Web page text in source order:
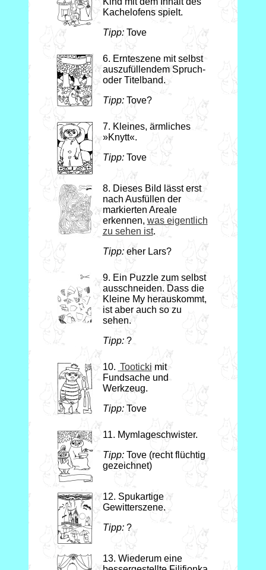
Kachelofens spielt.
Tipp:Tove
6. Ernteszene mit selbst
auszufüllendem Spruch-
oder Titelband.
Tipp:Tove?
7. Kleines, ärmliches
»Knytt«.
Tipp:Tove
8. Dieses Bild lässt erst
nach Ausfüllen der
markierten Areale
erkennen, was eigentlich
zu sehen ist.
Tipp:eher Lars?
9. Ein Puzzle zum selbst
ausschneiden. Dass die
Kleine My herauskommt,
ist aber auch so zu
sehen.
Tipp:?
10. Tooticki mit
Fundsache und
Werkzeug.
Tipp:Tove
11. Mymlageschwister.
Tipp:Tove (recht flüchtig
gezeichnet)
12. Spukartige
Gewitterszene.
Tipp:?
13. Wiederum eine